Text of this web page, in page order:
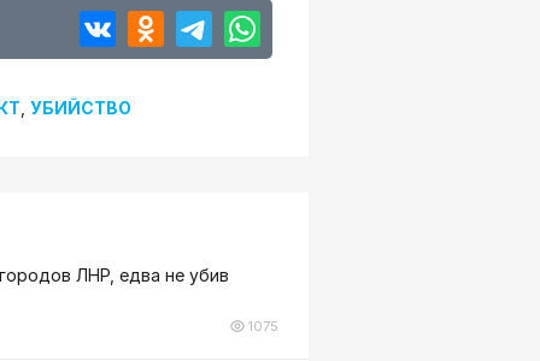
УБИЙСТВО
ЛНР, едва не убив
1075